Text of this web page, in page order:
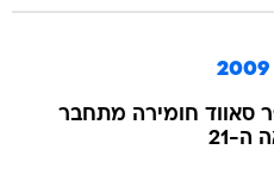
סאווד חומירה מתחבר
ה-21